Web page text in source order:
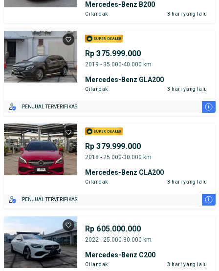
Mercedes-Benz B200
Cilandak 3 hari yang lalu
Rp 375.999.000
2019 - 35.000-40.000 km
Mercedes-Benz GLA200
Cilandak 3 hari yang lalu
PENJUAL TERVERIFIKASI i
Rp 379.999.000
2018 - 25.000-30.000 km
Mercedes-Benz CLA200
Cilandak 3 hari yang lalu
PENJUAL TERVERIFIKASI i
Rp 605.000.000
2022 - 25.000-30.000 km
Mercedes-Benz C200
Cilandak 3 hari yang lalu